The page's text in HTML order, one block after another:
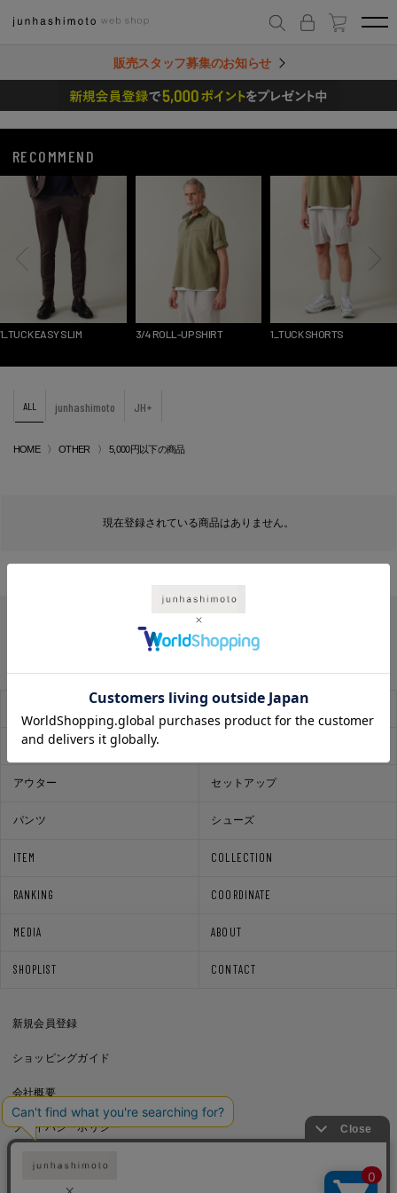
販売スタッフ募集のお知らせ
RECOMMEND
1_TUCK EASY SLIM 3/4 ROLL-UP SHIRT 1_TUCK SHORTS
ALL junhashimoto JH+
HOME OTHER 5,000円以下の商品
現在登録されている商品はありません。
ITEM COLLECTION
RANKING COORDINATE
MEDIA ABOUT
SHOPLIST CONTACT
レコメンド
アウター セットアップ
パンツ シューズ
新規会員登録
ショッピングガイド
会社概要
プライバシーポリシー
通信販売法に基づく表記